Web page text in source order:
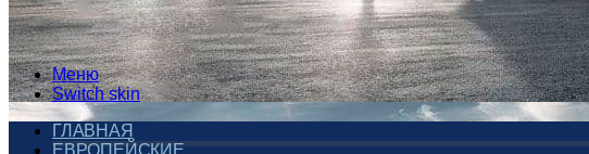
Меню
Switch skin
ГЛАВНАЯ
ЕВРОПЕЙСКИЕ